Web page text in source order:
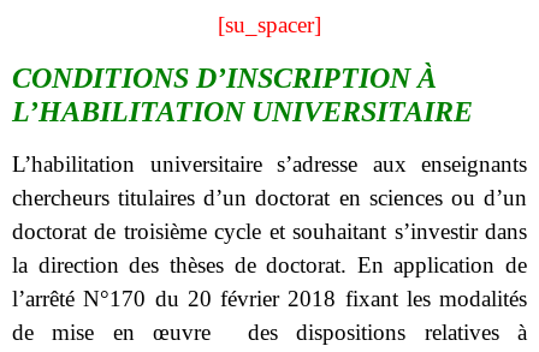
[su_spacer]
CONDITIONS D’INSCRIPTION À
L’HABILITATION UNIVERSITAIRE
L’habilitation universitaire s’adresse aux enseignants
chercheurs titulaires d’un doctorat en sciences ou d’un
doctorat de troisième cycle et souhaitant s’investir dans
la direction des thèses de doctorat. En application de
l’arrêté N°170 du 20 février 2018 fixant les modalités
de mise en œuvre des dispositions relatives à